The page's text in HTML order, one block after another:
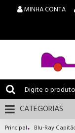
MINHA CONTA
CATEGORIAS
Principal Blu-Ray